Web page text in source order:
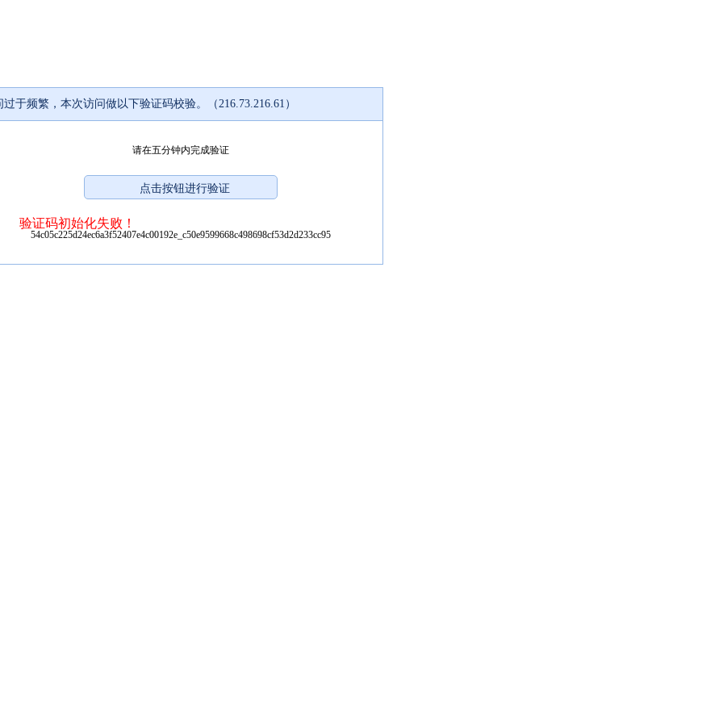
过于频繁，本次访问做以下验证码校验。（216.73.216.61）
请在五分钟内完成验证
验证码初始化失败！
54c05c225d24ec6a3f52407e4c00192e_c50e9599668c498698cf53d2d233cc95